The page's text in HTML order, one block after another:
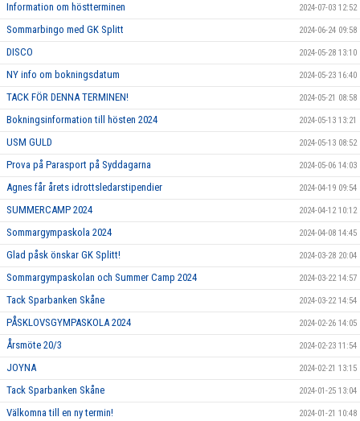
Information om höstterminen 2024-07-03 12:52
Sommarbingo med GK Splitt 2024-06-24 09:58
DISCO 2024-05-28 13:10
NY info om bokningsdatum 2024-05-23 16:40
TACK FÖR DENNA TERMINEN! 2024-05-21 08:58
Bokningsinformation till hösten 2024 2024-05-13 13:21
USM GULD 2024-05-13 08:52
Prova på Parasport på Syddagarna 2024-05-06 14:03
Agnes får årets idrottsledarstipendier 2024-04-19 09:54
SUMMERCAMP 2024 2024-04-12 10:12
Sommargympaskola 2024 2024-04-08 14:45
Glad påsk önskar GK Splitt! 2024-03-28 20:04
Sommargympaskolan och Summer Camp 2024 2024-03-22 14:57
Tack Sparbanken Skåne 2024-03-22 14:54
PÅSKLOVSGYMPASKOLA 2024 2024-02-26 14:05
Årsmöte 20/3 2024-02-23 11:54
JOYNA 2024-02-21 13:15
Tack Sparbanken Skåne 2024-01-25 13:04
Välkomna till en ny termin! 2024-01-21 10:48